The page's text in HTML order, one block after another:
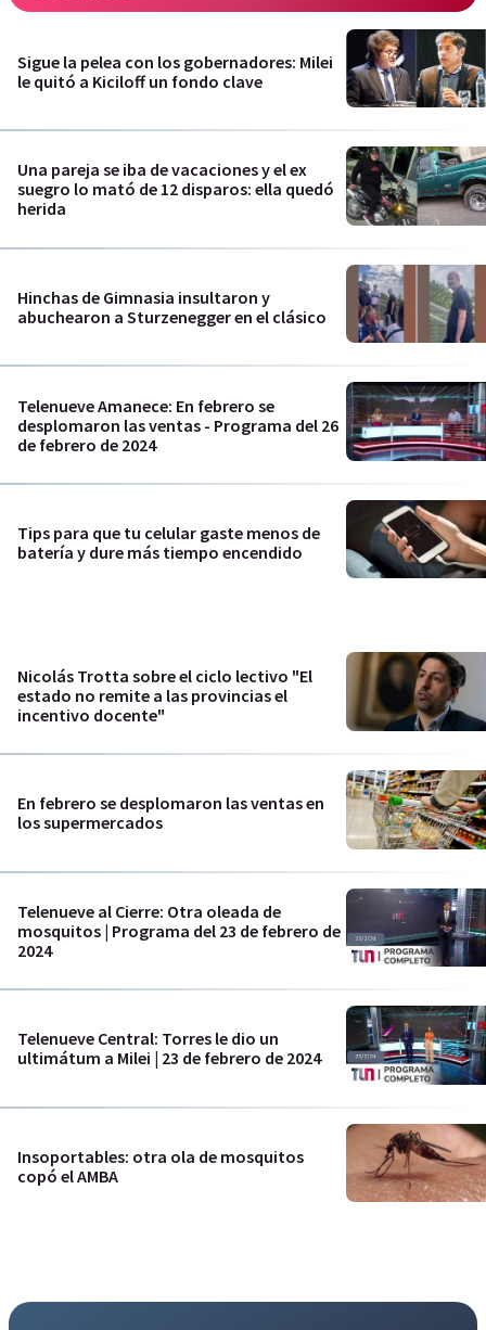
Sigue la pelea con los gobernadores: Milei
le quitó a Kiciloff un fondo clave
Una pareja se iba de vacaciones y el ex
suegro lo mató de 12 disparos: ella quedó
herida
Hinchas de Gimnasia insultaron y
abuchearon a Sturzenegger en el clásico
Telenueve Amanece: En febrero se
desplomaron las ventas - Programa del 26
de febrero de 2024
Tips para que tu celular gaste menos de
batería y dure más tiempo encendido
Nicolás Trotta sobre el ciclo lectivo "El
estado no remite a las provincias el
incentivo docente"
En febrero se desplomaron las ventas en
los supermercados
Telenueve al Cierre: Otra oleada de
mosquitos | Programa del 23 de febrero de
2024
Telenueve Central: Torres le dio un
ultimátum a Milei | 23 de febrero de 2024
Insoportables: otra ola de mosquitos
copó el AMBA